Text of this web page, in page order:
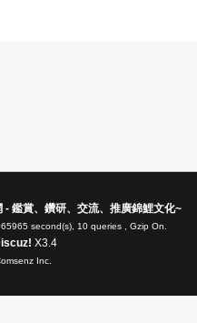
- 鑑賞、鑽研、交流、推廣錦鯉文化~
second(s), 10 queries , Gzip On.
X3.4
Inc.